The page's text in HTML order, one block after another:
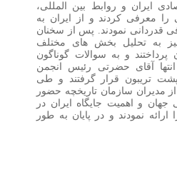
ایران و روابط بین المللی،
معرفی کردند و از ایران به
قدردانی نمودند. پس از سخنان
نیز به تحلیل بخش های مختلف
و به سوالات گوناگون
آقای حضرتی رئیس انجمن
پشت تریبون قرار گرفتند و طی
مدیران سازمان تاریخچه حضور
جهان و اهمیت جایگاه ایران در
نمودند و در پایان به طور